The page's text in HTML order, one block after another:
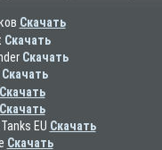
Скачать
Скачать
Скачать
Скачать
Скачать
Скачать
EU Скачать
Скачать